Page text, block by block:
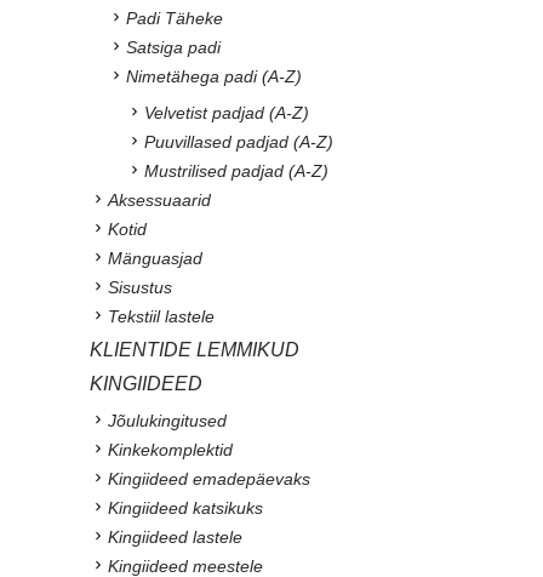
Padi Täheke
Satsiga padi
Nimetähega padi (A-Z)
Velvetist padjad (A-Z)
Puuvillased padjad (A-Z)
Mustrilised padjad (A-Z)
Aksessuaarid
Kotid
Mänguasjad
Sisustus
Tekstiil lastele
KLIENTIDE LEMMIKUD
KINGIIDEED
Jõulukingitused
Kinkekomplektid
Kingiideed emadepäevaks
Kingiideed katsikuks
Kingiideed lastele
Kingiideed meestele